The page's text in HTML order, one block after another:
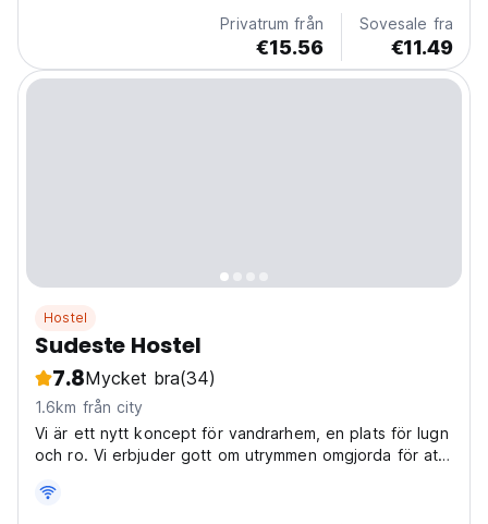
Privatrum från
€15.56
Sovesale fra
€11.49
Hostel
Sudeste Hostel
7.8Mycket bra(34)
1.6km från city
Vi är ett nytt koncept för vandrarhem, en plats för lugn
och ro. Vi erbjuder gott om utrymmen omgjorda för att
distansarbetsområden för de digitala nomaderna.